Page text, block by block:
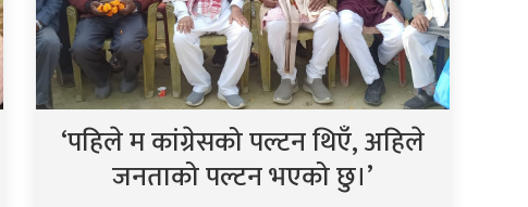
‘पहिले म कांग्रेसको पल्टन थिएँ, अहिले
जनताको पल्टन भएको छु।’